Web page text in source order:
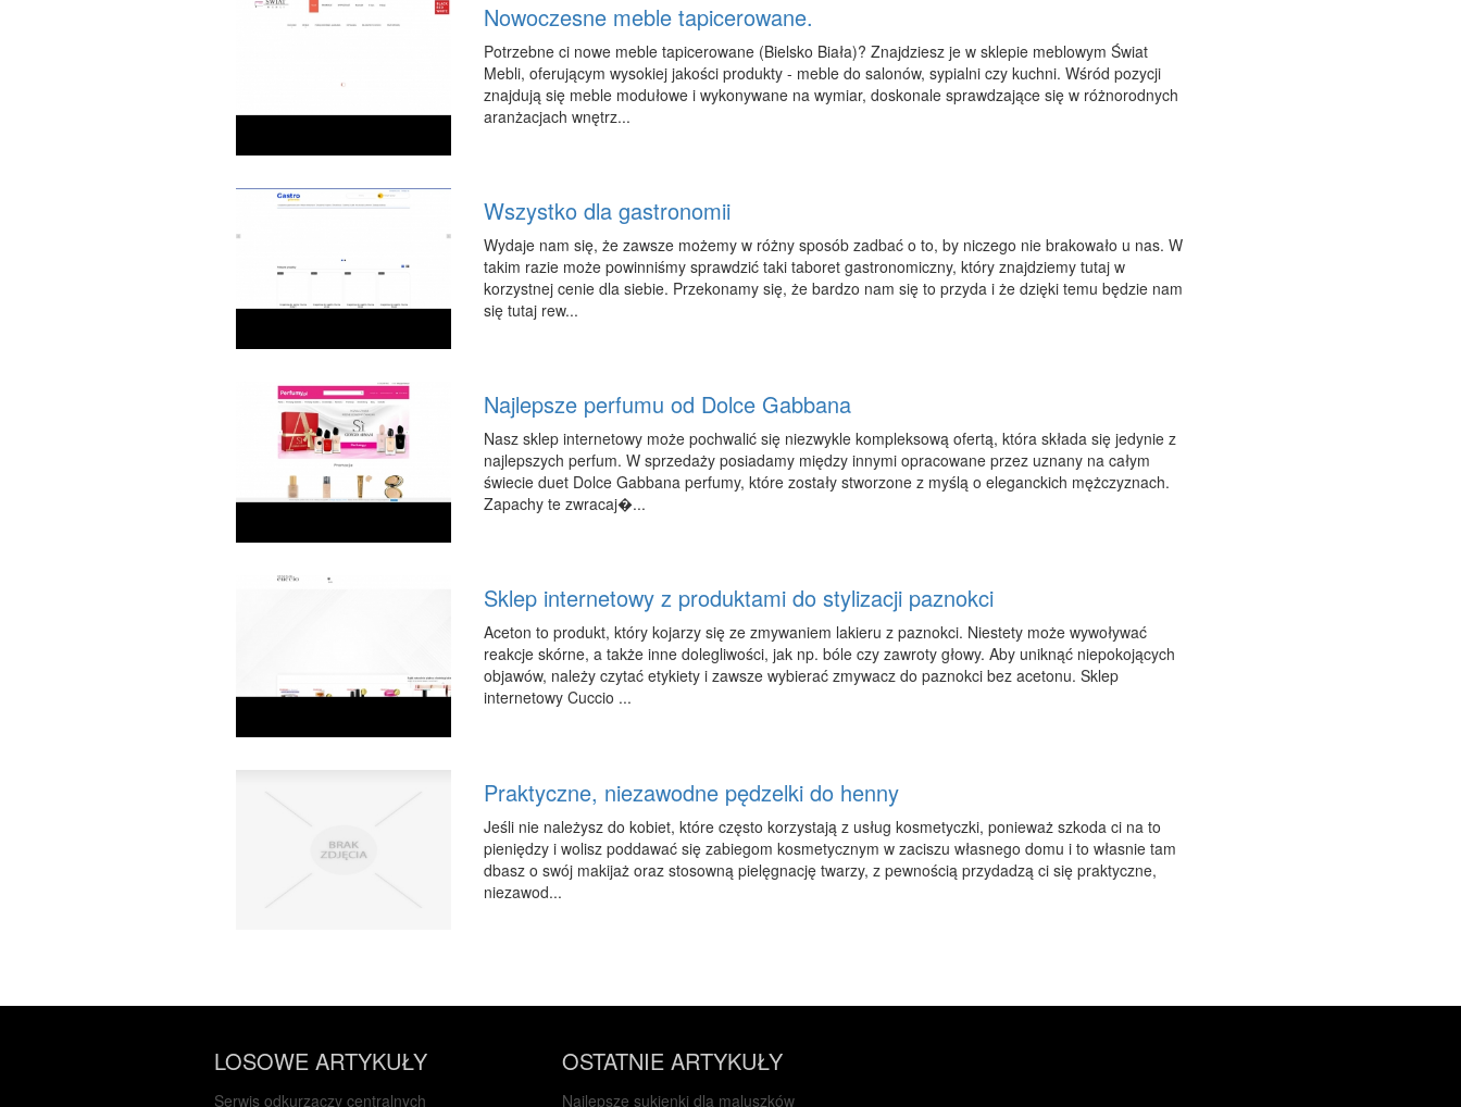
Nowoczesne meble tapicerowane.
Potrzebne ci nowe meble tapicerowane (Bielsko Biała)? Znajdziesz je w sklepie meblowym Świat
Mebli, oferującym wysokiej jakości produkty - meble do salonów, sypialni czy kuchni. Wśród pozycji
znajdują się meble modułowe i wykonywane na wymiar, doskonale sprawdzające się w różnorodnych
aranżacjach wnętrz...
Wszystko dla gastronomii
Wydaje nam się, że zawsze możemy w różny sposób zadbać o to, by niczego nie brakowało u nas. W
takim razie może powinniśmy sprawdzić taki taboret gastronomiczny, który znajdziemy tutaj w
korzystnej cenie dla siebie. Przekonamy się, że bardzo nam się to przyda i że dzięki temu będzie nam
się tutaj rew...
Najlepsze perfumu od Dolce Gabbana
Nasz sklep internetowy może pochwalić się niezwykle kompleksową ofertą, która składa się jedynie z
najlepszych perfum. W sprzedaży posiadamy między innymi opracowane przez uznany na całym
świecie duet Dolce Gabbana perfumy, które zostały stworzone z myślą o eleganckich mężczyznach.
Zapachy te zwracaj�...
Sklep internetowy z produktami do stylizacji paznokci
Aceton to produkt, który kojarzy się ze zmywaniem lakieru z paznokci. Niestety może wywoływać
reakcje skórne, a także inne dolegliwości, jak np. bóle czy zawroty głowy. Aby uniknąć niepokojących
objawów, należy czytać etykiety i zawsze wybierać zmywacz do paznokci bez acetonu. Sklep
internetowy Cuccio ...
Praktyczne, niezawodne pędzelki do henny
Jeśli nie należysz do kobiet, które często korzystają z usług kosmetyczki, ponieważ szkoda ci na to
pieniędzy i wolisz poddawać się zabiegom kosmetycznym w zaciszu własnego domu i to własnie tam
dbasz o swój makijaż oraz stosowną pielęgnację twarzy, z pewnością przydadzą ci się praktyczne,
niezawod...
LOSOWE ARTYKUŁY
Serwis odkurzaczy centralnych
OSTATNIE ARTYKUŁY
Najlepsze sukienki dla maluszków